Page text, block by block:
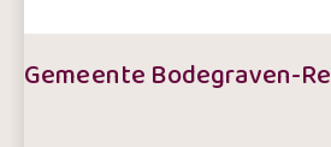
Gemeente Bodegraven-